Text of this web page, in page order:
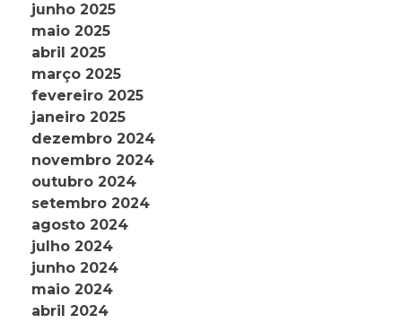
junho 2025
maio 2025
abril 2025
março 2025
fevereiro 2025
janeiro 2025
dezembro 2024
novembro 2024
outubro 2024
setembro 2024
agosto 2024
julho 2024
junho 2024
maio 2024
abril 2024